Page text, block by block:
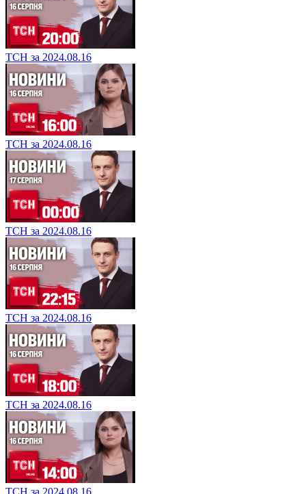
ТСН за 2024.08.16
ТСН за 2024.08.16
ТСН за 2024.08.16
ТСН за 2024.08.16
ТСН за 2024.08.16
ТСН за 2024.08.16